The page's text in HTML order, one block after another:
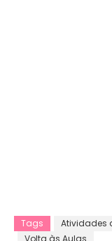
Tags
Atividades
Volta às Aulas